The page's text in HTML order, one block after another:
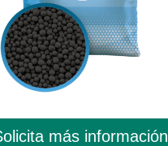
más información